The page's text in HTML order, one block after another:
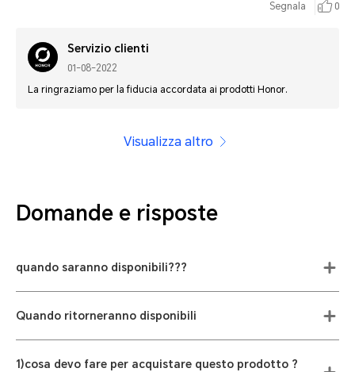
Segnala 0
Servizio clienti
01-08-2022
La ringraziamo per la fiducia accordata ai prodotti Honor.
Visualizza altro
Domande e risposte
quando saranno disponibili???
Quando ritorneranno disponibili
1)cosa devo fare per acquistare questo prodotto ?